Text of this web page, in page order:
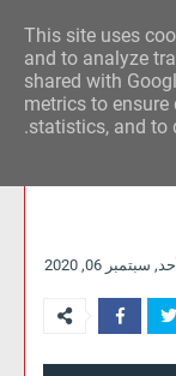
الحدث للآراء
سبتمبر 06, 2020
This site uses
and to analyze
shared with
metrics to
statistics, and to